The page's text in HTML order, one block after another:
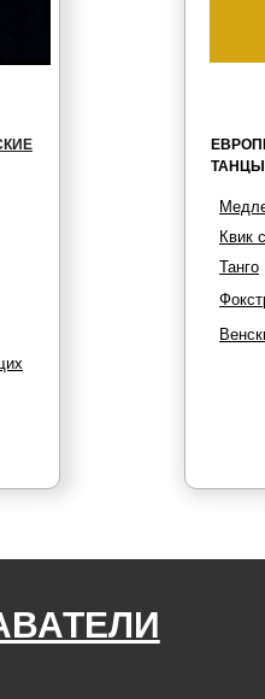
ТАНЦЫ
Танго
Квик